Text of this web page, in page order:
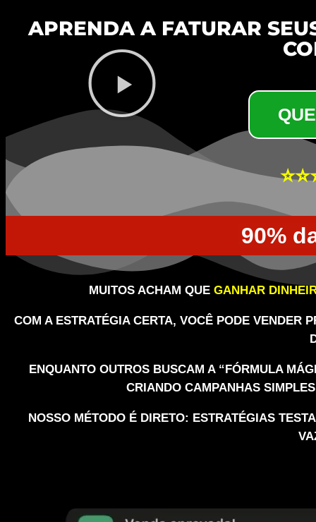
APRENDA A FATURAR
90%
MUITOS ACHAM QUE GANHAR
COM A ESTRATÉGIA CERTA, VOCÊ PODE VENDER
ENQUANTO OUTROS BUSCAM A “FÓRMULA
CRIANDO CAMPANHAS
NOSSO MÉTODO É DIRETO: ESTRATÉGIAS